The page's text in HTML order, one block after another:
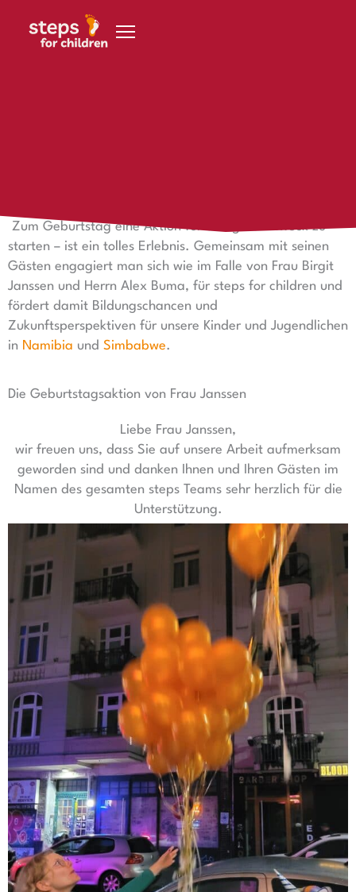
Zum Geburtstag eine Aktion für den guten Zweck zu
starten – ist ein tolles Erlebnis. Gemeinsam mit seinen
Gästen engagiert man sich wie im Falle von Frau Birgit
Janssen und Herrn Alex Buma, für steps for children und
fördert damit Bildungschancen und
Zukunftsperspektiven für unsere Kinder und Jugendlichen
in Namibia und Simbabwe.
Die Geburtstagsaktion von Frau Janssen
Liebe Frau Janssen,
wir freuen uns, dass Sie auf unsere Arbeit aufmerksam
geworden sind und danken Ihnen und Ihren Gästen im
Namen des gesamten steps Teams sehr herzlich für die
Unterstützung.